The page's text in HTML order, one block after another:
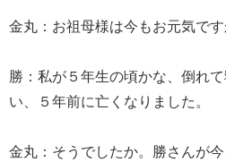
金丸：お祖母様は今もお元気です
勝：私が５年生の頃かな、倒れ
い、５年前に亡くなりました。
金丸：そうでしたか。勝さんが